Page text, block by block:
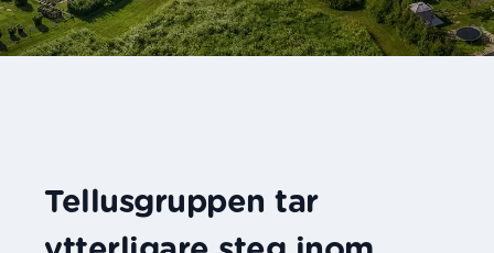
Tellusgruppen tar